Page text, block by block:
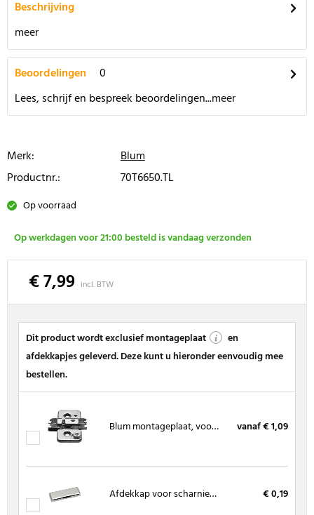
Beschrijving
meer
Beoordelingen
0
Lees, schrijf en bespreek beoordelingen...meer
Merk:
Blum
Productnr.:
70T6650.TL
Op voorraad
Op werkdagen voor 21:00 besteld is vandaag verzonden
€ 7,99 incl. BTW
Dit product wordt exclusief montageplaat
en
afdekkapjes geleverd. Deze kunt u hieronder eenvoudig mee
bestellen.
Blum montageplaat, voor spaanplaatschroeven vanaf € 1,09
Afdekkap voor scharnierarm 170° € 0,19